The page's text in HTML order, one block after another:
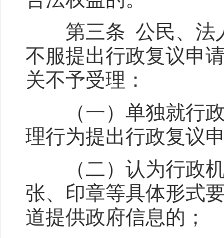
第三条 公民、法人
不服提出行政复议申
关不予受理：
（一）单独就行政
理行为提出行政复议
（二）认为行政机
张、印章等具体形式
道提供政府信息的；